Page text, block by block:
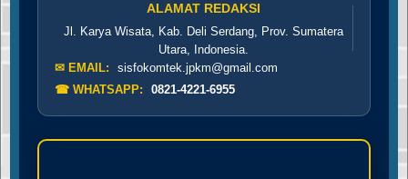
ALAMAT REDAKSI
Jl. Karya Wisata, Kab. Deli Serdang, Prov. Sumatera
Utara, Indonesia.
✉ EMAIL:
sisfokomtek.jpkm@gmail.com
☎ WHATSAPP:
0821-4221-6955